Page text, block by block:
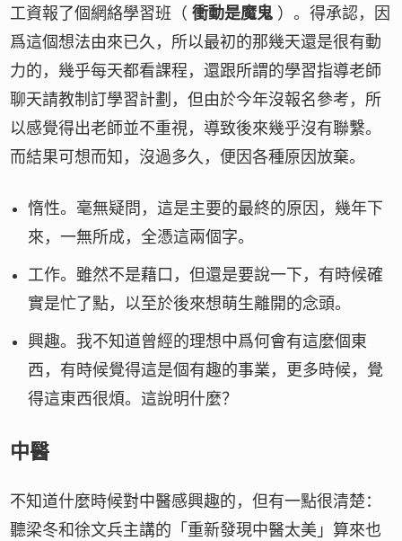
工資報了個網絡學習班（衝動是魔鬼 ）。得承認，因
爲這個想法由來已久，所以最初的那幾天還是很有動
力的，幾乎每天都看課程，還跟所謂的學習指導老師
聊天請教制訂學習計劃，但由於今年沒報名參考，所
以感覺得出老師並不重視，導致後來幾乎沒有聯繫。
而結果可想而知，沒過多久，便因各種原因放棄。
惰性。毫無疑問，這是主要的最終的原因，幾年下
來，一無所成，全憑這兩個字。
工作。雖然不是藉口，但還是要說一下，有時候確
實是忙了點，以至於後來想萌生離開的念頭。
興趣。我不知道曾經的理想中爲何會有這麼個東
西，有時候覺得這是個有趣的事業，更多時候，覺
得這東西很煩。這說明什麼？
中醫
不知道什麼時候對中醫感興趣的，但有一點很清楚：
聽梁冬和徐文兵主講的「重新發現中醫太美」算來也